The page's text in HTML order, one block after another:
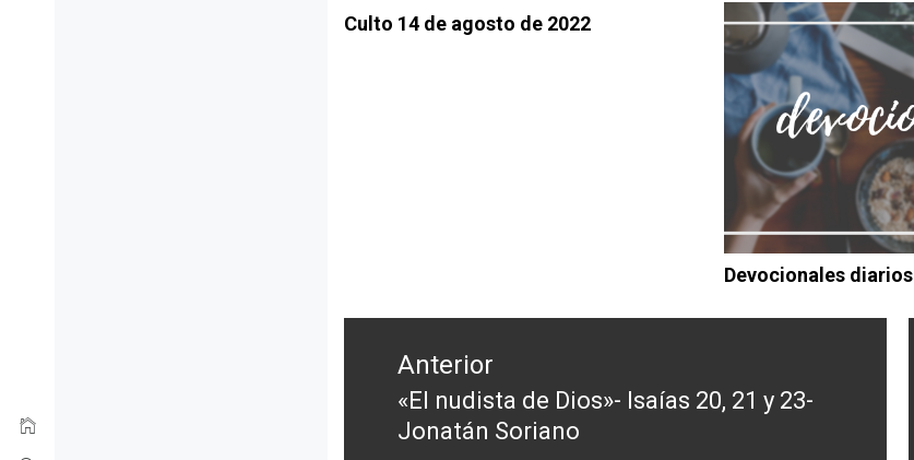
Culto 14 de agosto de 2022
Devocionales diarios
Navegación
entradas
Anterior
Entrada
anterior:
«El nudista de Dios»- Isaías 20, 21 y 23-
Jonatán Soriano